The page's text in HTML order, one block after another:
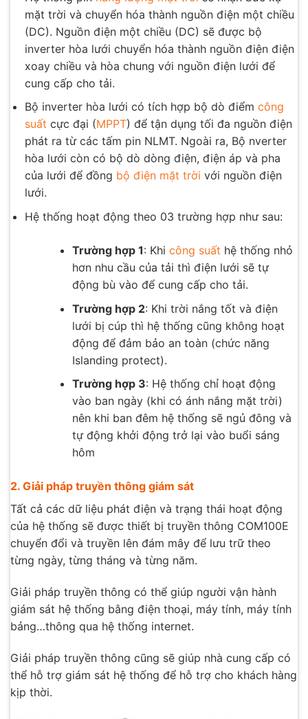
mặt trời và chuyển hóa thành nguồn điện một chiều
(DC). Nguồn điện một chiều (DC) sẽ được bộ
inverter hòa lưới chuyển hóa thành nguồn điện điện
xoay chiều và hòa chung với nguồn điện lưới để
cung cấp cho tải.
Bộ inverter hòa lưới có tích hợp bộ dò điểm công
suất cực đại (MPPT) để tận dụng tối đa nguồn điện
phát ra từ các tấm pin NLMT. Ngoài ra, Bộ nverter
hòa lưới còn có bộ dò dòng điện, điện áp và pha
của lưới để đồng bộ điện mặt trời với nguồn điện
lưới.
Hệ thống hoạt động theo 03 trường hợp như sau:
Trường hợp 1: Khi công suất hệ thống nhỏ
hơn nhu cầu của tải thì điện lưới sẽ tự
động bù vào để cung cấp cho tải.
Trường hợp 2: Khi trời nắng tốt và điện
lưới bị cúp thì hệ thống cũng không hoạt
động để đảm bảo an toàn (chức năng
Islanding protect).
Trường hợp 3: Hệ thống chỉ hoạt động
vào ban ngày (khi có ánh nắng mặt trời)
nên khi ban đêm hệ thống sẽ ngủ đông và
tự động khởi động trở lại vào buổi sáng
hôm
2. Giải pháp truyền thông giám sát
Tất cả các dữ liệu phát điện và trạng thái hoạt động
của hệ thống sẽ được thiết bị truyền thông COM100E
chuyển đổi và truyền lên đám mây để lưu trữ theo
từng ngày, từng tháng và từng năm.
Giải pháp truyền thông có thể giúp người vận hành
giám sát hệ thống bằng điện thoại, máy tính, máy tính
bảng…thông qua hệ thống internet.
Giải pháp truyền thông cũng sẽ giúp nhà cung cấp có
thể hỗ trợ giám sát hệ thống để hỗ trợ cho khách hàng
kịp thời.